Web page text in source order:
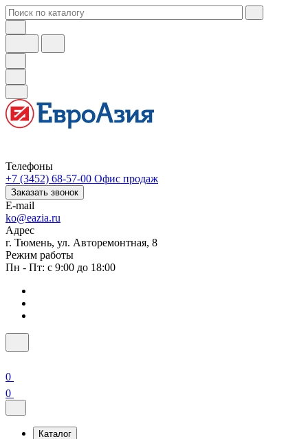
Телефоны
+7 (3452) 68-57-00 Офис продаж
Заказать звонок
E-mail
ko@eazia.ru
Адрес
г. Тюмень, ул. Авторемонтная, 8
Режим работы
Пн - Пт: с 9:00 до 18:00
0
0
Каталог